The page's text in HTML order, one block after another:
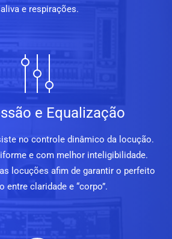
e respirações.
e Equalização
no controle dinâmico da locução.
e com melhor inteligibilidade.
locuções afim de garantir o perfeito
entre claridade e “corpo”.